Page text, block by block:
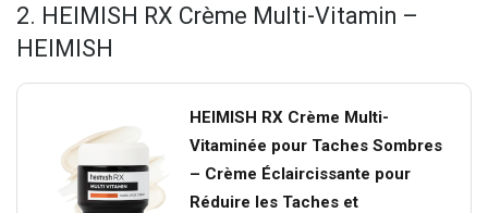
2. HEIMISH RX Crème Multi-Vitamin –
HEIMISH
HEIMISH RX Crème Multi-
Vitaminée pour Taches Sombres
– Crème Éclaircissante pour
Réduire les Taches et